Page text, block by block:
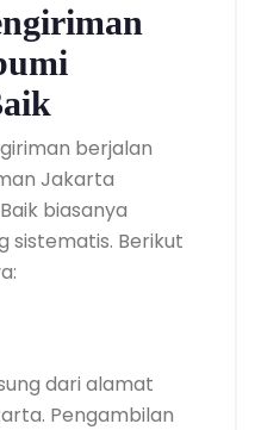
berjalan
Jakarta
biasanya
sistematis. Berikut
dari alamat
Pengambilan